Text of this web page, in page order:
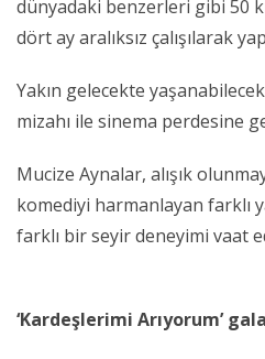
dünyadaki benzerleri gibi 50
dört ay aralıksız çalışılarak
Yakın gelecekte
mizahı ile sinema perdesine
Mucize Aynalar, alışık
komediyi harmanlayan farklı
farklı bir seyir deneyimi vaat
‘Kardeşlerimi Arıyorum’